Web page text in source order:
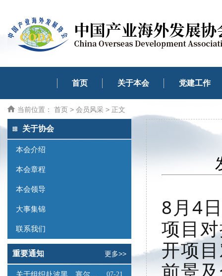
首页 关于本会 党建工作
当前位置： 首页 > 会员风采 > 正文
关于协会
本会介绍
本会章程
本会领导
大事集锦
联系我们
重要通知 更多>>
关于组织赴波黑、塞尔维亚商务考察的函 07-21
8月4
项目
开项
前景